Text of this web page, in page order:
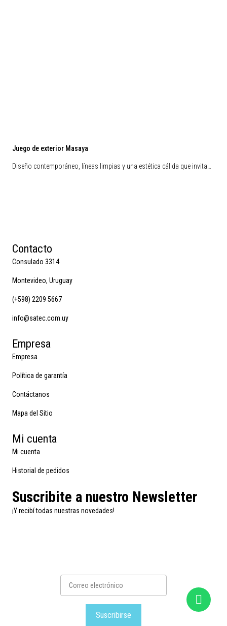
Juego de exterior Masaya
Diseño contemporáneo, líneas limpias y una estética cálida que invita…
Contacto
Consulado 3314
Montevideo, Uruguay
(+598) 2209 5667
info@satec.com.uy
Empresa
Empresa
Política de garantía
Contáctanos
Mapa del Sitio
Mi cuenta
Mi cuenta
Historial de pedidos
Suscribite a nuestro Newsletter
¡Y recibí todas nuestras novedades!
Suscribirse